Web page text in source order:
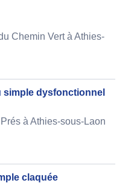
Chemin Vert à Athies-
simple dysfonctionnel
à Athies-sous-Laon
claquée